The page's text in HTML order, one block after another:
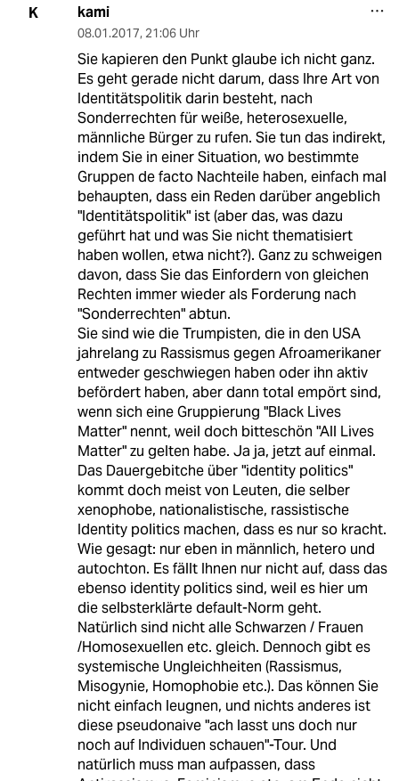
K kami
08.01.2017, 21:06 Uhr
Sie kapieren den Punkt glaube ich nicht ganz.
Es geht gerade nicht darum, dass Ihre Art von
Identitätspolitik darin besteht, nach
Sonderrechten für weiße, heterosexuelle,
männliche Bürger zu rufen. Sie tun das indirekt,
indem Sie in einer Situation, wo bestimmte
Gruppen de facto Nachteile haben, einfach mal
behaupten, dass ein Reden darüber angeblich
"Identitätspolitik" ist (aber das, was dazu
geführt hat und was Sie nicht thematisiert
haben wollen, etwa nicht?). Ganz zu schweigen
davon, dass Sie das Einfordern von gleichen
Rechten immer wieder als Forderung nach
"Sonderrechten" abtun.
Sie sind wie die Trumpisten, die in den USA
jahrelang zu Rassismus gegen Afroamerikaner
entweder geschwiegen haben oder ihn aktiv
befördert haben, aber dann total empört sind,
wenn sich eine Gruppierung "Black Lives
Matter" nennt, weil doch bitteschön "All Lives
Matter" zu gelten habe. Ja ja, jetzt auf einmal.
Das Dauergebitche über "identity politics"
kommt doch meist von Leuten, die selber
xenophobe, nationalistische, rassistische
Identity politics machen, dass es nur so kracht.
Wie gesagt: nur eben in männlich, hetero und
autochton. Es fällt Ihnen nur nicht auf, dass das
ebenso identity politics sind, weil es hier um
die selbsterklärte default-Norm geht.
Natürlich sind nicht alle Schwarzen / Frauen
/Homosexuellen etc. gleich. Dennoch gibt es
systemische Ungleichheiten (Rassismus,
Misogynie, Homophobie etc.). Das können Sie
nicht einfach leugnen, und nichts anderes ist
diese pseudonaive "ach lasst uns doch nur
noch auf Individuen schauen"-Tour. Und
natürlich muss man aufpassen, dass